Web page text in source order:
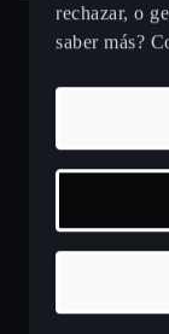
Puntos de
Beneficios
Coches de
Ofertas de
rechazar, o
saber más?